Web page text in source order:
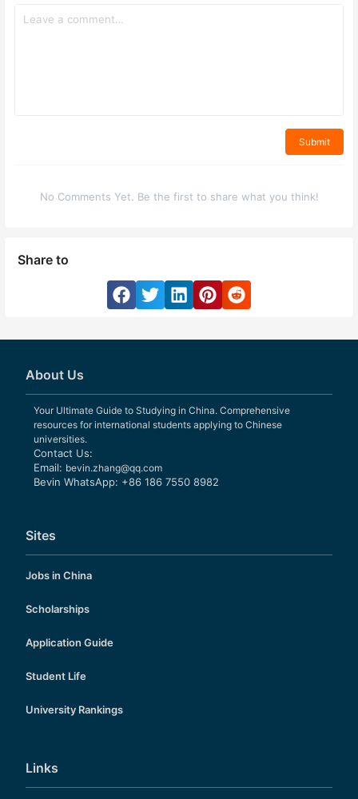
Submit
No Comments Yet. Be the first to share what you think!
Share to
About Us
Your Ultimate Guide to Studying in China. Comprehensive
resources for international students applying to Chinese
universities.
Contact Us:
Email: bevin.zhang@qq.com
Bevin WhatsApp: +86 186 7550 8982
Sites
Jobs in China
Scholarships
Application Guide
Student Life
University Rankings
Links